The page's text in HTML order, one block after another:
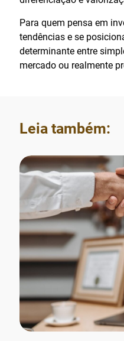
Para quem pensa em
tendências e se
determinante entre
mercado ou realmente
Leia também: